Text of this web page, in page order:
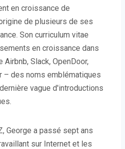
en croissance de
de plusieurs de ses
Son curriculum vitae
en croissance dans
Slack, OpenDoor,
– des noms emblématiques
vague d'introductions
George a passé sept ans
sur Internet et les